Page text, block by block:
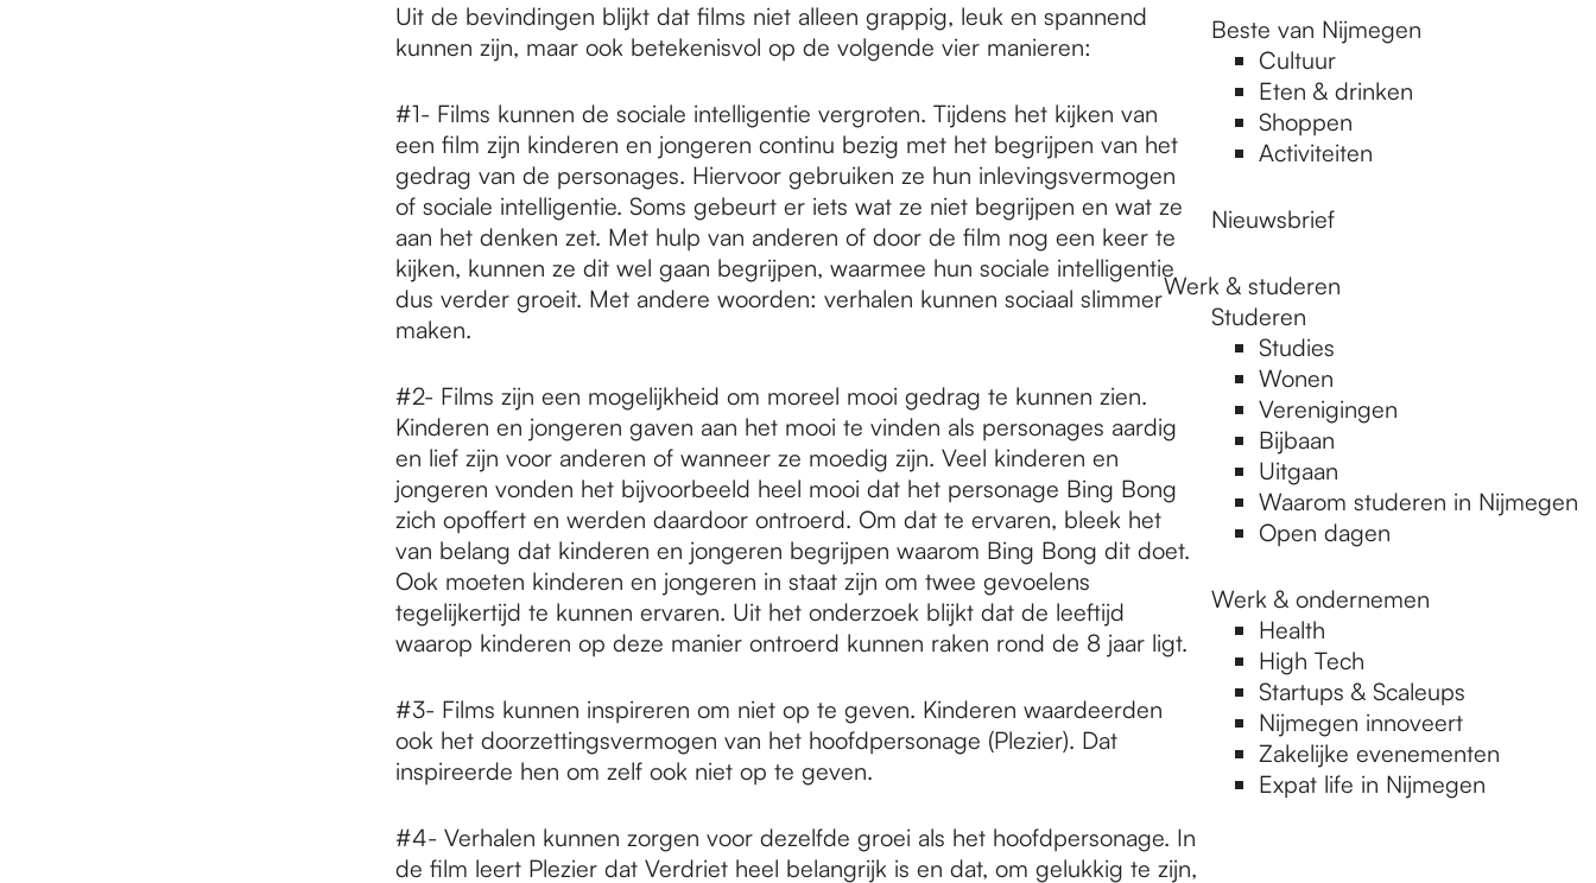
Beste van Nijmegen
Cultuur
Eten & drinken
Shoppen
Activiteiten
Nieuwsbrief
Werk & studeren
Studeren
Studies
Wonen
Verenigingen
Bijbaan
Uitgaan
Waarom studeren in Nijmegen
Open dagen
Werk & ondernemen
Health
High Tech
Startups & Scaleups
Nijmegen innoveert
Zakelijke evenementen
Expat life in Nijmegen
Uit de bevindingen blijkt dat films niet alleen grappig, leuk en spannend
kunnen zijn, maar ook betekenisvol op de volgende vier manieren:
#1- Films kunnen de sociale intelligentie vergroten. Tijdens het kijken van
een film zijn kinderen en jongeren continu bezig met het begrijpen van het
gedrag van de personages. Hiervoor gebruiken ze hun inlevingsvermogen
of sociale intelligentie. Soms gebeurt er iets wat ze niet begrijpen en wat ze
aan het denken zet. Met hulp van anderen of door de film nog een keer te
kijken, kunnen ze dit wel gaan begrijpen, waarmee hun sociale intelligentie
dus verder groeit. Met andere woorden: verhalen kunnen sociaal slimmer
maken.
#2- Films zijn een mogelijkheid om moreel mooi gedrag te kunnen zien.
Kinderen en jongeren gaven aan het mooi te vinden als personages aardig
en lief zijn voor anderen of wanneer ze moedig zijn. Veel kinderen en
jongeren vonden het bijvoorbeeld heel mooi dat het personage Bing Bong
zich opoffert en werden daardoor ontroerd. Om dat te ervaren, bleek het
van belang dat kinderen en jongeren begrijpen waarom Bing Bong dit doet.
Ook moeten kinderen en jongeren in staat zijn om twee gevoelens
tegelijkertijd te kunnen ervaren. Uit het onderzoek blijkt dat de leeftijd
waarop kinderen op deze manier ontroerd kunnen raken rond de 8 jaar ligt.
#3- Films kunnen inspireren om niet op te geven. Kinderen waardeerden
ook het doorzettingsvermogen van het hoofdpersonage (Plezier). Dat
inspireerde hen om zelf ook niet op te geven.
#4- Verhalen kunnen zorgen voor dezelfde groei als het hoofdpersonage. In
de film leert Plezier dat Verdriet heel belangrijk is en dat, om gelukkig te zijn,